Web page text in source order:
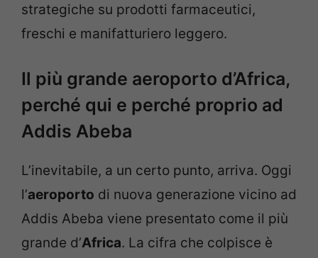
strategiche su prodotti farmaceutici,
freschi e manifatturiero leggero.
Il più grande aeroporto d’Africa,
perché qui e perché proprio ad
Addis Abeba
L’inevitabile, a un certo punto, arriva. Oggi
l’aeroporto di nuova generazione vicino ad
Addis Abeba viene presentato come il più
grande d’Africa. La cifra che colpisce è